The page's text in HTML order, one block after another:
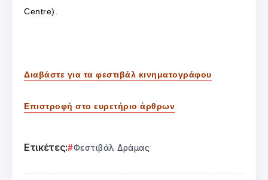
Centre).
Διαβάστε για τα φεστιβάλ κινηματογράφου
Επιστροφή στο ευρετήριο άρθρων
Ετικέτες: Φεστιβάλ Δράμας